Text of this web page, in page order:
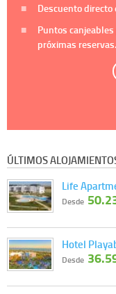
Descuento directo
Puntos
próximas reservas.
ÚLTIMOS
Life
Desde
Hotel
Desde